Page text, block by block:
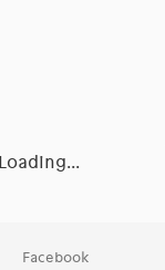
Collection
Facebook